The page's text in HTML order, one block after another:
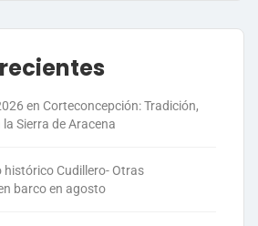
en Corteconcepción: Tradición,
Sierra de Aracena
Cudillero- Otras
barco en agosto